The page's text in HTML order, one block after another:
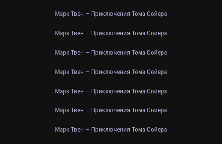
Марк Твен — Приключения Тома Сойера
Марк Твен — Приключения Тома Сойера
Марк Твен — Приключения Тома Сойера
Марк Твен — Приключения Тома Сойера
Марк Твен — Приключения Тома Сойера
Марк Твен — Приключения Тома Сойера
Марк Твен — Приключения Тома Сойера